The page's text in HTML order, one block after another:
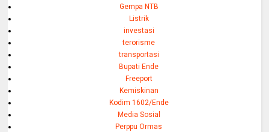
Gempa NTB
Listrik
investasi
terorisme
transportasi
Bupati Ende
Freeport
Kemiskinan
Kodim 1602/Ende
Media Sosial
Perppu Ormas